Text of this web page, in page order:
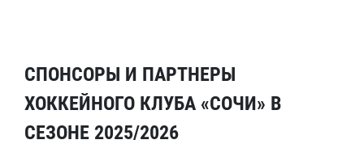
СПОНСОРЫ И ПАРТНЕРЫ
ХОККЕЙНОГО КЛУБА «СОЧИ» В
СЕЗОНЕ 2025/2026